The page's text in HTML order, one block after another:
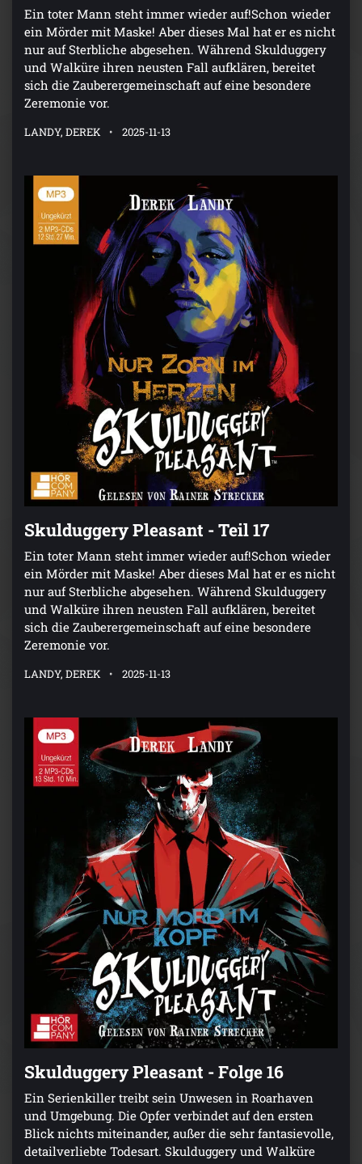
Ein toter Mann steht immer wieder auf!Schon wieder
ein Mörder mit Maske! Aber dieses Mal hat er es nicht
nur auf Sterbliche abgesehen. Während Skulduggery
und Walküre ihren neusten Fall aufklären, bereitet
sich die Zauberergemeinschaft auf eine besondere
Zeremonie vor.
LANDY, DEREK 2025-11-13
Skulduggery Pleasant - Teil 17
Ein toter Mann steht immer wieder auf!Schon wieder
ein Mörder mit Maske! Aber dieses Mal hat er es nicht
nur auf Sterbliche abgesehen. Während Skulduggery
und Walküre ihren neusten Fall aufklären, bereitet
sich die Zauberergemeinschaft auf eine besondere
Zeremonie vor.
LANDY, DEREK 2025-11-13
Skulduggery Pleasant - Folge 16
Ein Serienkiller treibt sein Unwesen in Roarhaven
und Umgebung. Die Opfer verbindet auf den ersten
Blick nichts miteinander, außer die sehr fantasievolle,
detailverliebte Todesart. Skulduggery und Walküre